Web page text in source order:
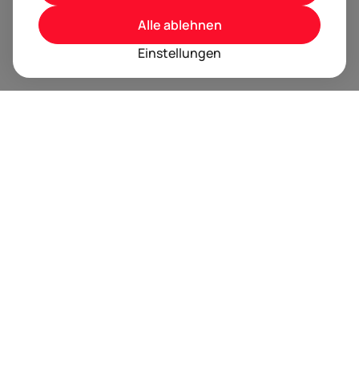
Einstellungen
Alle ablehnen